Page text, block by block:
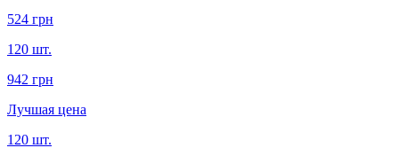
524 грн
120 шт.
942 грн
Лучшая цена
120 шт.